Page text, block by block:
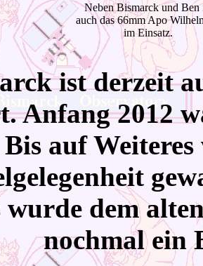
Neben Bismarck und Ben
auch das 66mm Apo
im Einsatz.
ist derzeit
Anfang 2012
Bis auf
dem
nochmal ein